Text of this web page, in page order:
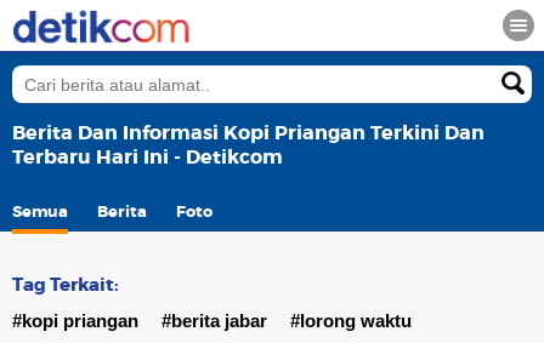
Berita Dan Informasi Kopi Priangan Terkini Dan
Terbaru Hari Ini - Detikcom
Semua Berita Foto
Tag Terkait:
#kopi priangan #berita jabar
#lorong waktu